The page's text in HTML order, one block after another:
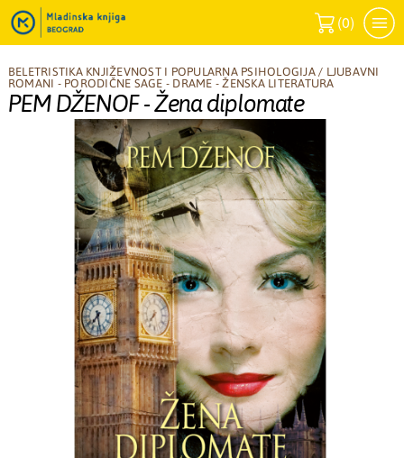
(0)
BELETRISTIKA KNJIŽEVNOST I POPULARNA PSIHOLOGIJA / LJUBAVNI
ROMANI - PORODIČNE SAGE - DRAME - ŽENSKA LITERATURA
PEM DŽENOF - Žena diplomate